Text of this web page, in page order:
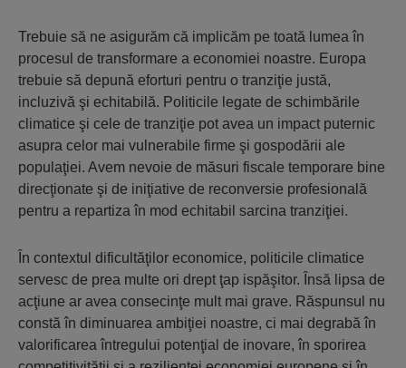
Trebuie să ne asigurăm că implicăm pe toată lumea în
procesul de transformare a economiei noastre. Europa
trebuie să depună eforturi pentru o tranziţie justă,
incluzivă şi echitabilă. Politicile legate de schimbările
climatice şi cele de tranziţie pot avea un impact puternic
asupra celor mai vulnerabile firme şi gospodării ale
populaţiei. Avem nevoie de măsuri fiscale temporare bine
direcţionate şi de iniţiative de reconversie profesională
pentru a repartiza în mod echitabil sarcina tranziţiei.
În contextul dificultăţilor economice, politicile climatice
servesc de prea multe ori drept ţap ispăşitor. Însă lipsa de
acţiune ar avea consecinţe mult mai grave. Răspunsul nu
constă în diminuarea ambiţiei noastre, ci mai degrabă în
valorificarea întregului potenţial de inovare, în sporirea